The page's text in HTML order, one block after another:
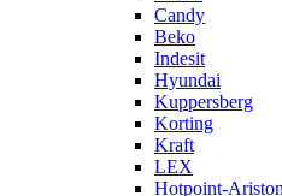
Candy
Beko
Indesit
Hyundai
Kuppersberg
Korting
Kraft
LEX
Hotpoint-Ariston